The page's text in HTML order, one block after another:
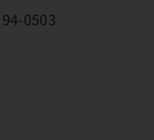
94-0503